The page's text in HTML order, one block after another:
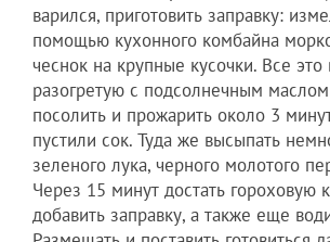
варился, приготовить заправку:
помощью кухонного комбайна
чеснок на крупные кусочки. Все
разогретую с подсолнечным
посолить и прожарить около 3
пустили сок. Туда же высыпать
зеленого лука, черного молотого
Через 15 минут достать гороховую
добавить заправку, а также еще